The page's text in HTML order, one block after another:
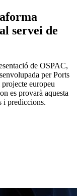
servei de
de OSPAC,
per Ports
europeu
es provarà aquesta
i prediccions.